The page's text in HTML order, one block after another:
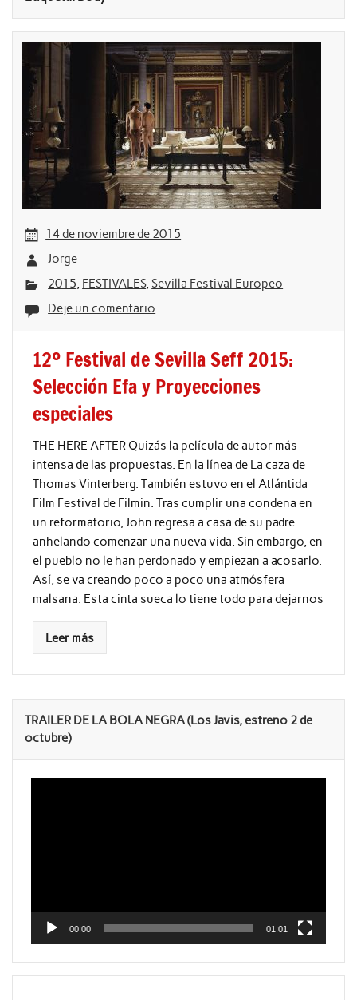
14 de noviembre de 2015
Jorge
2015, FESTIVALES,Sevilla Festival Europeo
Deje un comentario
12º Festival de Sevilla Seff 2015:
Selección Efa y Proyecciones
especiales
THE HERE AFTER Quizás la película de autor más
intensa de las propuestas. En la línea de La caza de
Thomas Vinterberg. También estuvo en el Atlántida
Film Festival de Filmin. Tras cumplir una condena en
un reformatorio, John regresa a casa de su padre
anhelando comenzar una nueva vida. Sin embargo, en
el pueblo no le han perdonado y empiezan a acosarlo.
Así, se va creando poco a poco una atmósfera
malsana. Esta cinta sueca lo tiene todo para dejarnos
Leer más
TRAILER DE LA BOLA NEGRA (Los Javis, estreno 2 de
octubre)
Reproductor
00:00 01:01